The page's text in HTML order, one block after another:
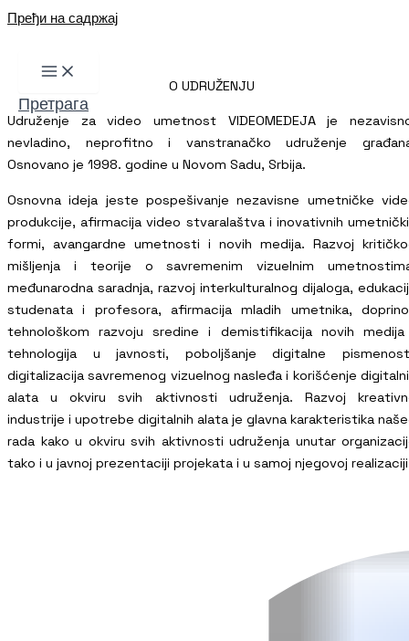
Пређи на садржај
Претрага
O UDRUŽENJU
Udruženje za video umetnost VIDEOMEDEJA je
nevladino, neprofitno i vanstranačko udruženje
Osnovano je 1998. godine u Novom Sadu, Srbija.
Osnovna ideja jeste pospešivanje nezavisne umetničke
produkcije, afirmacija video stvaralaštva i inovativnih
formi, avangardne umetnosti i novih medija. Razvoj
mišljenja i teorije o savremenim vizuelnim
međunarodna saradnja, razvoj interkulturalnog dijaloga,
studenata i profesora, afirmacija mladih umetnika,
tehnološkom razvoju sredine i demistifikacija novih
tehnologija u javnosti, poboljšanje digitalne
digitalizacija savremenog vizuelnog nasleđa i korišćenje
alata u okviru svih aktivnosti udruženja. Razvoj
industrije i upotrebe digitalnih alata je glavna karakteristika
rada kako u okviru svih aktivnosti udruženja unutar
tako i u javnoj prezentaciji projekata i u samoj njegovoj